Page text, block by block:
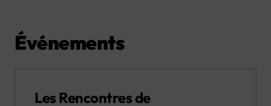
Événements
Les Rencontres de